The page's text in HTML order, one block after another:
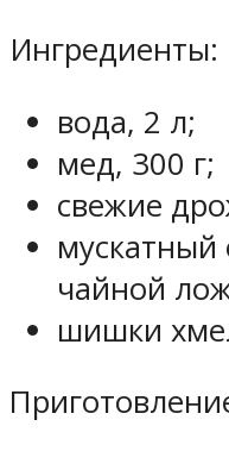
Ингредиенты:
вода, 2 л;
мед, 300 г;
свежие
мускатный
чайной
шишки